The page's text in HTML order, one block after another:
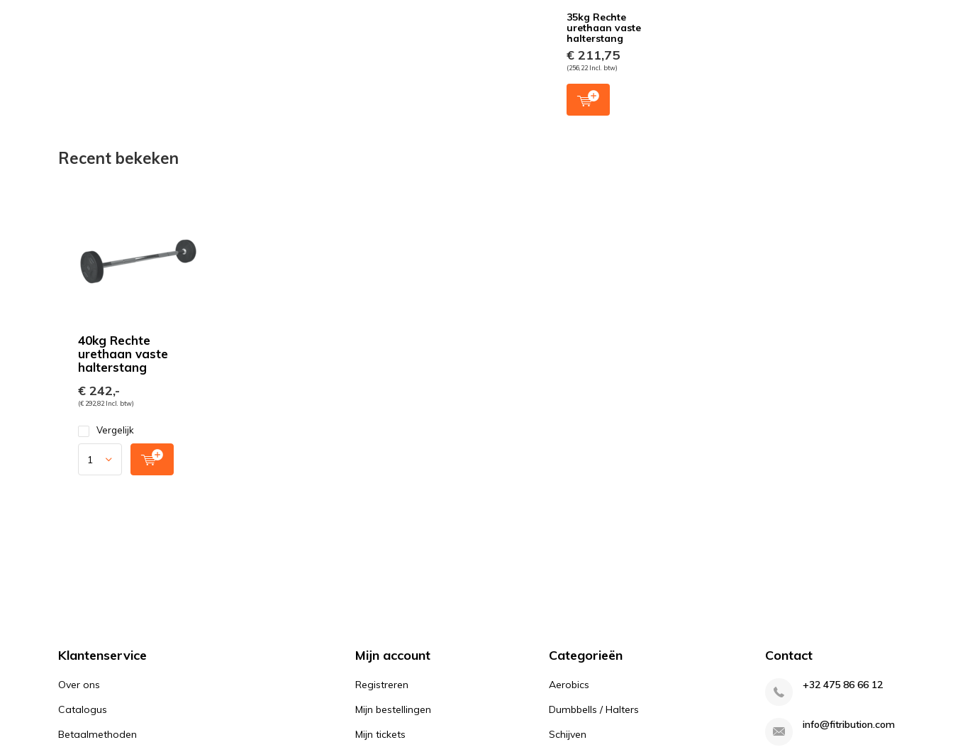
35kg Rechte
urethaan vaste
halterstang
€ 211,75
(256,22 Incl. btw)
Recent bekeken
40kg Rechte
urethaan vaste
halterstang
€ 242,-
(€ 292,82 Incl. btw)
Vergelijk
Klantenservice
Over ons
Catalogus
Betaalmethoden
Mijn account
Registreren
Mijn bestellingen
Mijn tickets
Categorieën
Aerobics
Dumbbells / Halters
Schijven
Contact
+32 475 86 66 12
info@fitribution.com